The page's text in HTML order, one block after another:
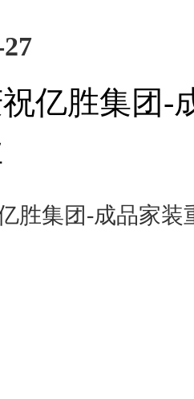
亿胜集团-
胜集团-成品家装